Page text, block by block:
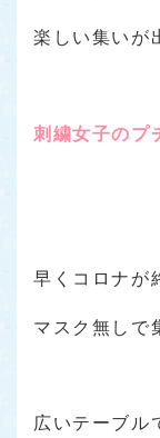
楽しい集いが
刺繍女子のプ
早くコロナが
マスク無しで
広いテーブル